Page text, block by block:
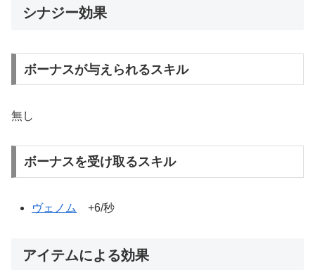
シナジー効果
ボーナスが与えられるスキル
無し
ボーナスを受け取るスキル
ヴェノム +6/秒
アイテムによる効果